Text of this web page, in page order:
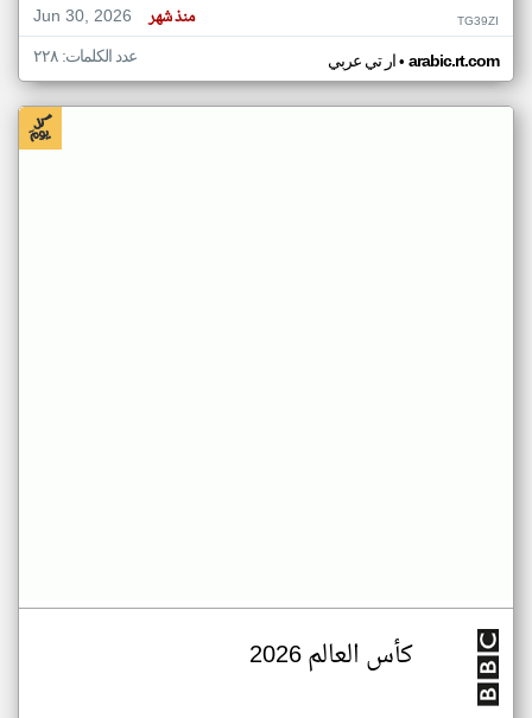
Jun 30, 2026
منذ شهر TG39ZI
ار تي عربي• arabic.rt.com عدد الكلمات: ٢٢٨
كأس العالم 2026